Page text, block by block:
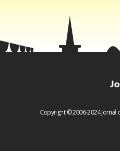
Copyright © 2006-2024 Jornal